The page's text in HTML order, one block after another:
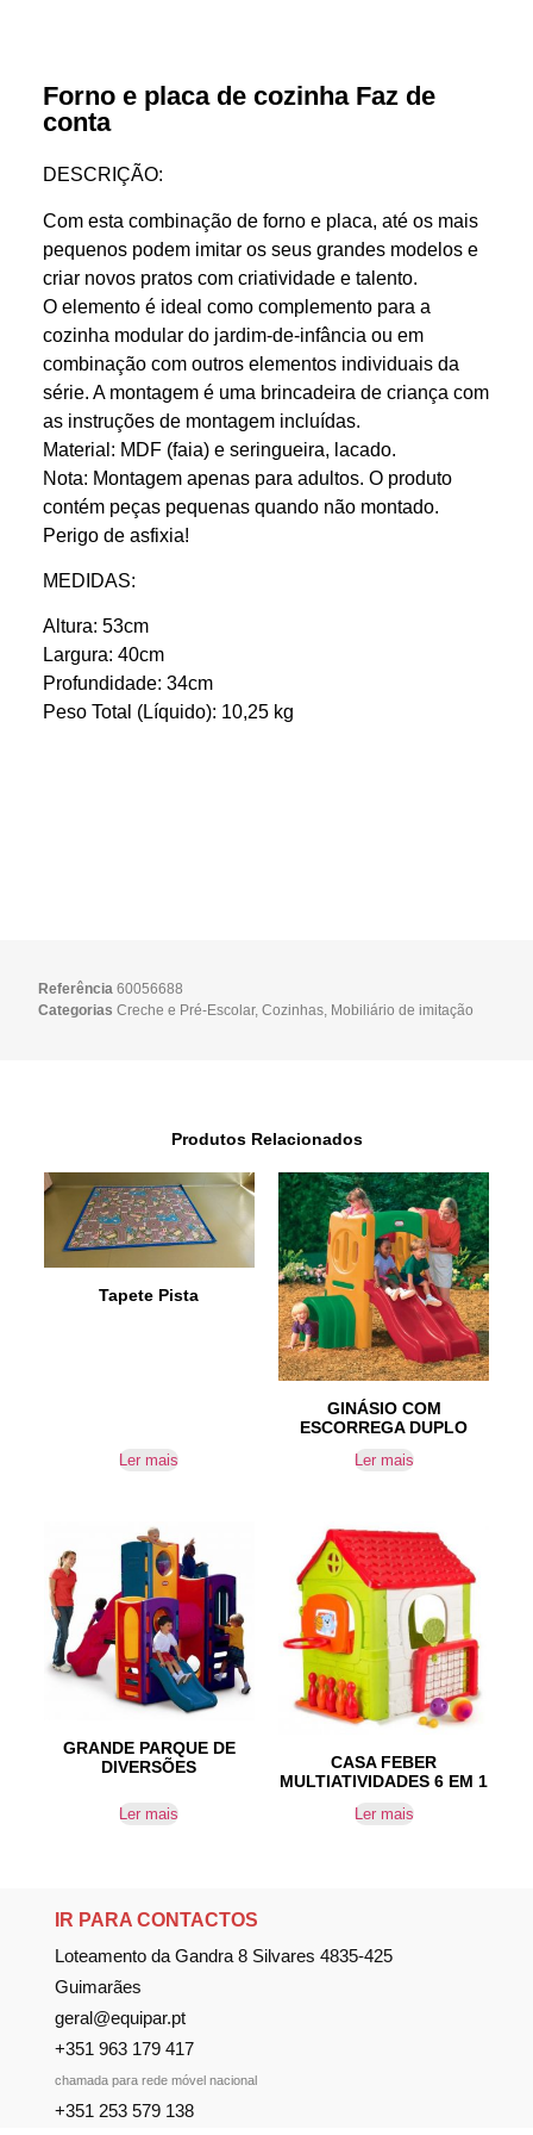
Forno e placa de cozinha Faz de
conta
DESCRIÇÃO:
Com esta combinação de forno e placa, até os mais
pequenos podem imitar os seus grandes modelos e
criar novos pratos com criatividade e talento.
O elemento é ideal como complemento para a
cozinha modular do jardim-de-infância ou em
combinação com outros elementos individuais da
série. A montagem é uma brincadeira de criança com
as instruções de montagem incluídas.
Material: MDF (faia) e seringueira, lacado.
Nota: Montagem apenas para adultos. O produto
contém peças pequenas quando não montado.
Perigo de asfixia!
MEDIDAS:
Altura: 53cm
Largura: 40cm
Profundidade: 34cm
Peso Total (Líquido): 10,25 kg
Referência60056688
Categorias Creche e Pré-Escolar,Cozinhas, Mobiliário de imitação
Produtos Relacionados
Tapete Pista
Ler mais
GINÁSIO COM
ESCORREGA DUPLO
Ler mais
GRANDE PARQUE DE
DIVERSÕES
Ler mais
CASA FEBER
MULTIATIVIDADES 6 EM 1
Ler mais
IR PARA CONTACTOS
Loteamento da Gandra 8 Silvares 4835-425
Guimarães
geral@equipar.pt
+351 963 179 417
chamada para rede móvel nacional
+351 253 579 138